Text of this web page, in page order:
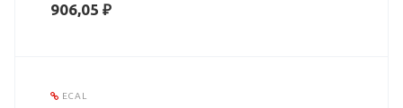
906,05 ₽
ECAL